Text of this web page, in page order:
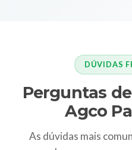
DÚVIDAS
Perguntas
Agco
As dúvidas mais